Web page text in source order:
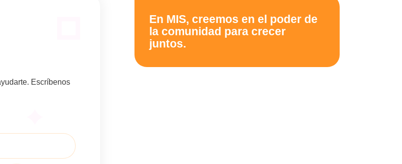
Escríbenos
En MIS, creemos en el poder de
la comunidad para crecer
juntos.